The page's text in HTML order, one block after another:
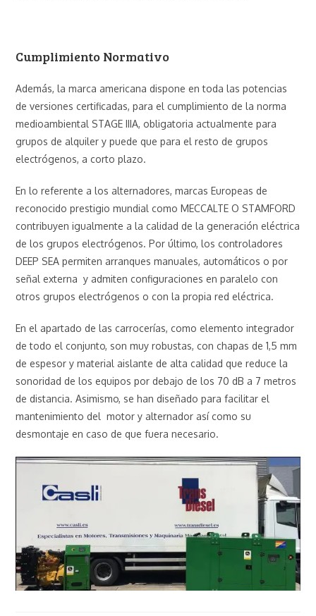
Cumplimiento Normativo
Además, la marca americana dispone en toda las potencias
de versiones certificadas, para el cumplimiento de la norma
medioambiental STAGE IIIA, obligatoria actualmente para
grupos de alquiler y puede que para el resto de grupos
electrógenos, a corto plazo.
En lo referente a los alternadores, marcas Europeas de
reconocido prestigio mundial como MECCALTE O STAMFORD
contribuyen igualmente a la calidad de la generación eléctrica
de los grupos electrógenos. Por último, los controladores
DEEP SEA permiten arranques manuales, automáticos o por
señal externa y admiten configuraciones en paralelo con
otros grupos electrógenos o con la propia red eléctrica.
En el apartado de las carrocerías, como elemento integrador
de todo el conjunto, son muy robustas, con chapas de 1,5 mm
de espesor y material aislante de alta calidad que reduce la
sonoridad de los equipos por debajo de los 70 dB a 7 metros
de distancia. Asimismo, se han diseñado para facilitar el
mantenimiento del motor y alternador así como su
desmontaje en caso de que fuera necesario.